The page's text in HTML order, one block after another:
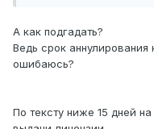
А как подгадать?
Ведь срок
ошибаюсь?
По тексту ниже 15 дней